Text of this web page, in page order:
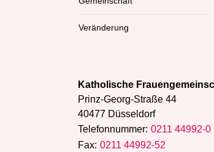
Veränderung
Katholische
Prinz-Georg-Straße 44
40477 Düsseldorf
Telefonnummer: 0211 44992-0
Fax: 0211 44992-52